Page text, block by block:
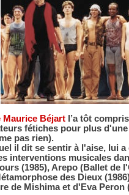
Maurice Béjart l’a tôt
fétiches pour plus
pas rien).
il dit se sentir à l'aise, lui
interventions musicales
(1985), Arepo (Ballet de
des Dieux
de Mishima et d'Eva Peron